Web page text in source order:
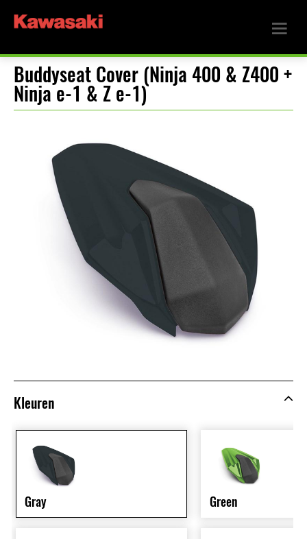
Buddyseat Cover (Ninja 400 & Z400 +
Ninja e-1 & Z e-1)
Kleuren
Gray Green